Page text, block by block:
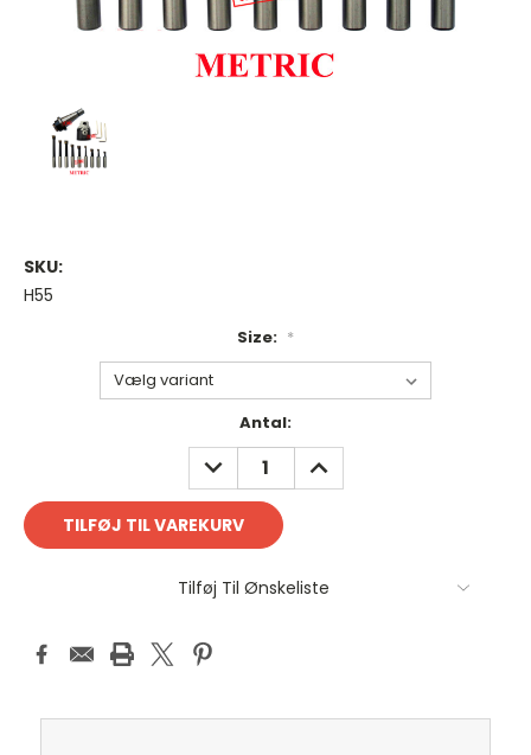
SKU:
H55
Size: *
Antal:
REDUCER
ANTAL:
FORØG
ANTAL:
Tilføj Til Ønskeliste